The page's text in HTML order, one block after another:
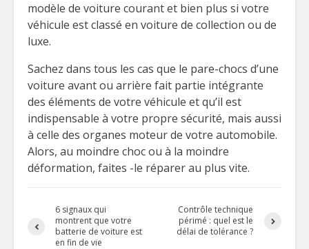
modèle de voiture courant et bien plus si votre
véhicule est classé en voiture de collection ou de
luxe.
Sachez dans tous les cas que le pare-chocs d’une
voiture avant ou arrière fait partie intégrante
des éléments de votre véhicule et qu’il est
indispensable à votre propre sécurité, mais aussi
à celle des organes moteur de votre automobile.
Alors, au moindre choc ou à la moindre
déformation, faites -le réparer au plus vite.
6 signaux qui
montrent que votre
batterie de voiture est
en fin de vie
Contrôle technique
périmé : quel est le
délai de tolérance ?